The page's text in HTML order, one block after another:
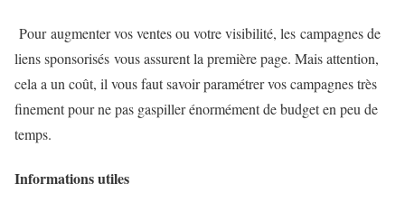
Pour augmenter vos ventes ou votre visibilité, les campagnes de
liens sponsorisés vous assurent la première page. Mais attention,
cela a un coût, il vous faut savoir paramétrer vos campagnes très
finement pour ne pas gaspiller énormément de budget en peu de
temps.
Informations utiles